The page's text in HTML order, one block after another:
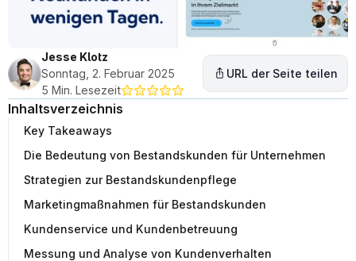
Jesse Klotz
Sonntag, 2. Februar 2025
5 Min. Lesezeit
URL der Seite teilen
Inhaltsverzeichnis
Key Takeaways
Die Bedeutung von Bestandskunden für Unternehmen
Strategien zur Bestandskundenpflege
Marketingmaßnahmen für Bestandskunden
Kundenservice und Kundenbetreuung
Messung und Analyse von Kundenverhalten